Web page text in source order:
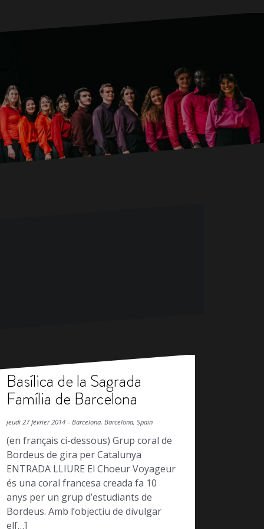
Basílica de la Sagrada
Família de Barcelona
jeudi 27 février 2014 – Barcelona, Barcelona, Spain
(en français ci-dessous) Grup coral de
Bordeus de gira per Catalunya
ENTRADA LLIURE El Choeur Voyageur
és una coral francesa creada fa 10
anys per un grup d’estudiants de
Bordeus. Amb l’objectiu de divulgar
el[…]